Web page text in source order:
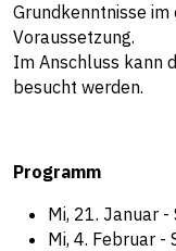
Grundkenntnisse
Voraussetzung.
Im Anschluss kann
besucht werden.
Programm
Mi, 21. Januar
Mi, 4. Februar -